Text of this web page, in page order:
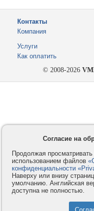
Контакты
Компания
Услуги
Как оплатить
© 2008-2026
Согласие на
Продолжая
использованием файлов
конфиденциальности
Наверху или внизу
умолчанию. Английская
доступна не полностью.